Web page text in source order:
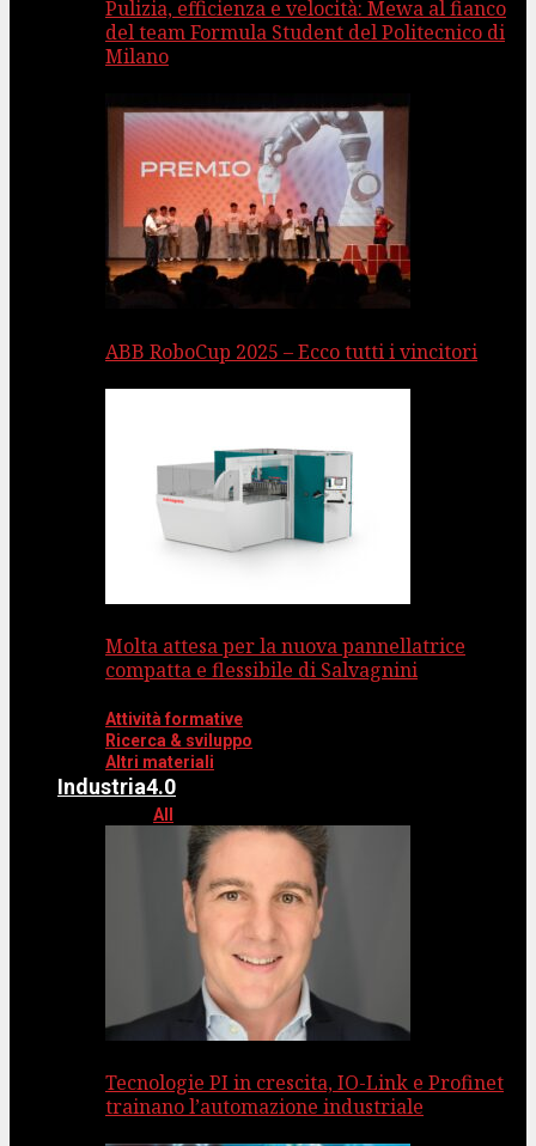
Pulizia, efficienza e velocità: Mewa al fianco
del team Formula Student del Politecnico di
Milano
ABB RoboCup 2025 – Ecco tutti i vincitori
Molta attesa per la nuova pannellatrice
compatta e flessibile di Salvagnini
Attività formative
Ricerca & sviluppo
Altri materiali
Industria4.0
All
Tecnologie PI in crescita, IO-Link e Profinet
trainano l’automazione industriale